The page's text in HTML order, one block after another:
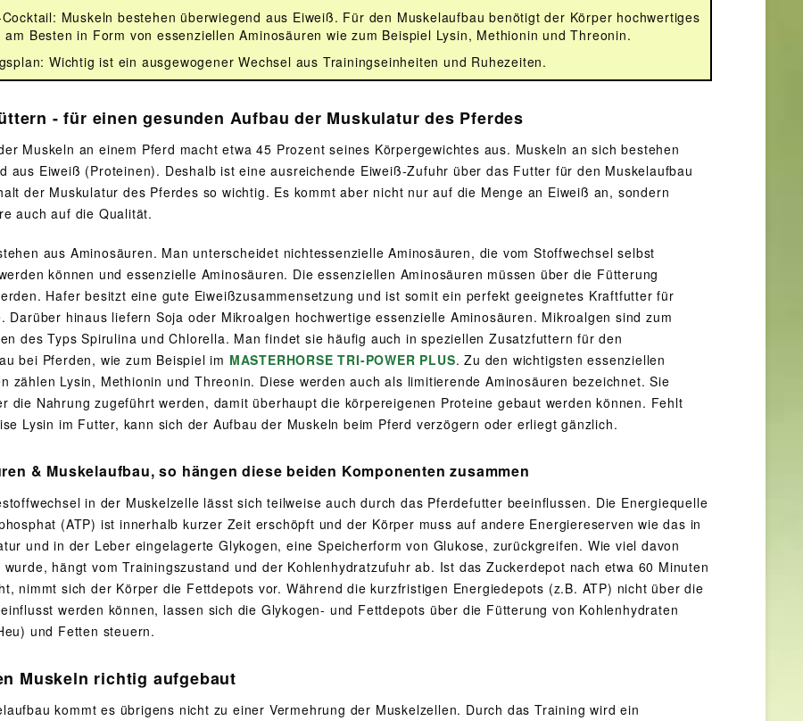
Muskeln bestehen überwiegend aus Eiweiß. Für den Muskelaufbau benötigt der Körper hochwertiges
am Besten in Form von essenziellen Aminosäuren wie zum Beispiel Lysin, Methionin und Threonin.
Wichtig ist ein ausgewogener Wechsel aus Trainingseinheiten und Ruhezeiten.
- für einen gesunden Aufbau der Muskulatur des Pferdes
Muskeln an einem Pferd macht etwa 45 Prozent seines Körpergewichtes aus. Muskeln an sich bestehen
aus Eiweiß (Proteinen). Deshalb ist eine ausreichende Eiweiß-Zufuhr über das Futter für den Muskelaufbau
der Muskulatur des Pferdes so wichtig. Es kommt aber nicht nur auf die Menge an Eiweiß an, sondern
auch auf die Qualität.
aus Aminosäuren. Man unterscheidet nichtessenzielle Aminosäuren, die vom Stoffwechsel selbst
können und essenzielle Aminosäuren. Die essenziellen Aminosäuren müssen über die Fütterung
Hafer besitzt eine gute Eiweißzusammensetzung und ist somit ein perfekt geeignetes Kraftfutter für
Darüber hinaus liefern Soja oder Mikroalgen hochwertige essenzielle Aminosäuren. Mikroalgen sind zum
des Typs Spirulina und Chlorella. Man findet sie häufig auch in speziellen Zusatzfuttern für den
bei Pferden, wie zum Beispiel im MASTERHORSE TRI-POWER PLUS. Zu den wichtigsten essenziellen
zählen Lysin, Methionin und Threonin. Diese werden auch als limitierende Aminosäuren bezeichnet. Sie
die Nahrung zugeführt werden, damit überhaupt die körpereigenen Proteine gebaut werden können. Fehlt
Lysin im Futter, kann sich der Aufbau der Muskeln beim Pferd verzögern oder erliegt gänzlich.
& Muskelaufbau,so hängen diese beiden Komponenten zusammen
in der Muskelzelle lässt sich teilweise auch durch das Pferdefutter beeinflussen. Die Energiequelle
(ATP) ist innerhalb kurzer Zeit erschöpft und der Körper muss auf andere Energiereserven wie das in
und in der Leber eingelagerte Glykogen, eine Speicherform von Glukose, zurückgreifen. Wie viel davon
hängt vom Trainingszustand und der Kohlenhydratzufuhr ab. Ist das Zuckerdepot nach etwa 60 Minuten
nimmt sich der Körper die Fettdepots vor. Während die kurzfristigen Energiedepots (z.B. ATP) nicht über die
werden können, lassen sich die Glykogen- und Fettdepots über die Fütterung von Kohlenhydraten
und Fetten steuern.
Muskeln richtig aufgebaut
kommt es übrigens nicht zu einer Vermehrung der Muskelzellen. Durch das Training wird ein